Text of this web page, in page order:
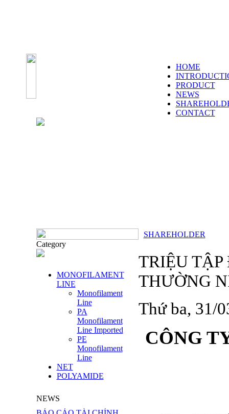
HOME
PRODUCT
NEWS
CONTACT
Category
MONOFILAMENT
LINE
Monofilament
Line
PA
Monofilament
Line Imported
PE
Monofilament
Line
NET
POLYAMIDE
NEWS
SHAREHOLDER
TRIỆU
THƯỜNG
Thứ ba, 31/
CÔNG